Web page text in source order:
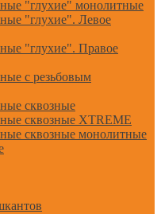
"глухие" монолитные
"глухие". Левое
"глухие". Правое
с резьбовым
сквозные
сквозные XTREME
сквозные монолитные